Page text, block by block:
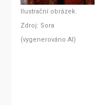
Ilustrační obrázek.
Zdroj: Sora
(vygenerováno AI)